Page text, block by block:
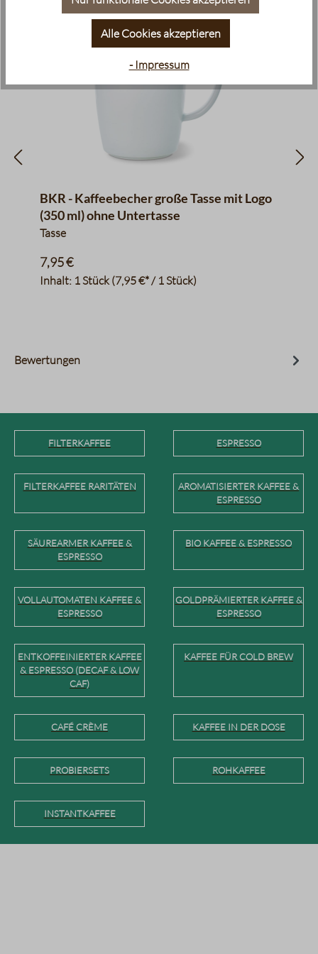
BKR - Kaffeebecher große Tasse mit Logo
(350 ml) ohne Untertasse
Tasse
Inhalt: 1 Stück(7,95 €* / 1 Stück)
7,95 €
Bewertungen
FILTERKAFFEE ESPRESSO
FILTERKAFFEE RARITÄTEN
AROMATISIERTER KAFFEE &
ESPRESSO
SÄUREARMER KAFFEE &
ESPRESSO
BIO KAFFEE & ESPRESSO
VOLLAUTOMATEN KAFFEE &
ESPRESSO
GOLDPRÄMIERTER KAFFEE &
ESPRESSO
ENTKOFFEINIERTER KAFFEE
& ESPRESSO (DECAF & LOW
CAF)
KAFFEE FÜR COLD BREW
CAFÉ CRÈME KAFFEE IN DER DOSE
PROBIERSETS ROHKAFFEE
INSTANTKAFFEE
Alle Cookies akzeptieren
- Impressum